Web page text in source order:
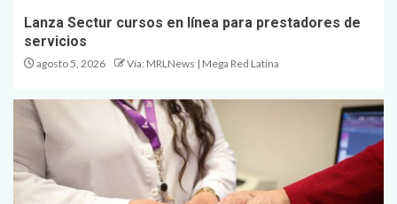
Lanza Sectur cursos en línea para prestadores de
servicios
agosto 5, 2026 Vía: MRLNews | Mega Red Latina